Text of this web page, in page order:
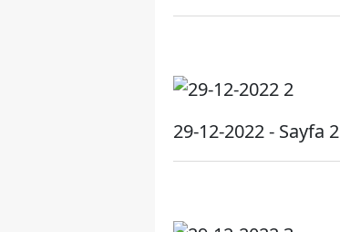
29-12-2022 - Sayfa 2